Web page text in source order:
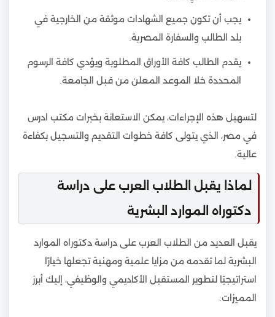
يجب أن تكون جميع الشهادات موثقة من الخارجية في
بلد الطالب والسفارة المصرية.
يقدم الطالب كافة الأوراق المطلوبة ويؤدي كافة الرسوم
المحددة خلا الموعد المعلن من قبل الجامعة.
لتسهيل هذه الإجراءات، يمكن الاستعانة بخبرات مكتب ادرس
في مصر، الذي يتولى كافة خطوات التقديم والتسجيل بكفاءة
عالية.
لماذا يقبل الطلاب العرب على دراسة
دكتوراه الموارد البشرية
يقبل العديد من الطلاب العرب على دراسة دكتوراه الموارد
البشرية لما تقدمه من مزايا علمية ومهنية تجعلها خيارًا
استراتيجيًا لتطوير المستقبل الأكاديمي والوظيفي، إليك أبرز
المميزات: